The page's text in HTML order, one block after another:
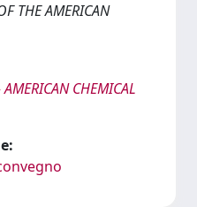
THE AMERICAN
AMERICAN CHEMICAL